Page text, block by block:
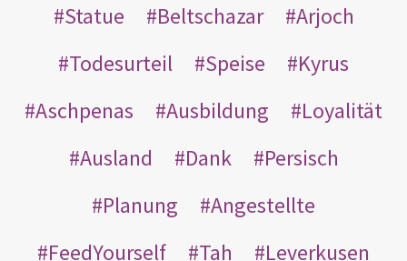
Statue
Beltschazar
Arjoch
Todesurteil
Speise
Kyrus
Aschpenas
Ausbildung
Loyalität
Ausland
Dank
Persisch
Planung
Angestellte
FeedYourself
Tah
Leverkusen